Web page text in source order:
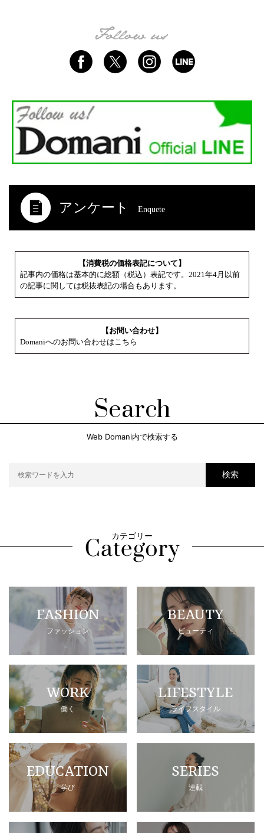
アンケート Enquete
【消費税の価格表記について】
記事内の価格は基本的に総額（税込）表記です。2021年4月以前
の記事に関しては税抜表記の場合もあります。
【お問い合わせ】
Domaniへのお問い合わせはこちら
Search
Web Domani内で検索する
検索
カテゴリー
FASHION
ファッション
BEAUTY
ビューティ
WORK
働く
LIFESTYLE
ライフスタイル
EDUCATION
学び
SERIES
連載